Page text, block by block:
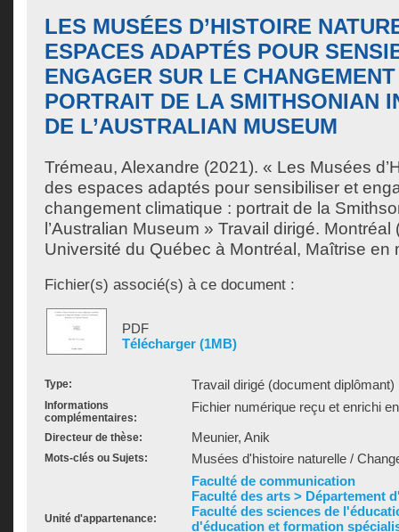
LES MUSÉES D’HISTOIRE
ESPACES ADAPTÉS POUR
ENGAGER SUR LE
PORTRAIT DE LA SMITHSONIAN
DE L’AUSTRALIAN MUSEUM
Trémeau, Alexandre (2021). « Les Musées
des espaces adaptés pour sensibiliser et
changement climatique : portrait de la
l’Australian Museum » Travail dirigé.
Université du Québec à Montréal, Maîtrise en
Fichier(s) associé(s) à ce document :
PDF
Télécharger (1MB)
Type: Travail dirigé (document diplômant)
Informations
complémentaires:
Fichier numérique reçu et enrichi
Directeur de thèse: Meunier, Anik
Mots-clés ou Sujets: Musées d'histoire naturelle /
Unité d'appartenance:
Faculté de communication
Faculté des arts > Département
Faculté des sciences de
d'éducation et formation